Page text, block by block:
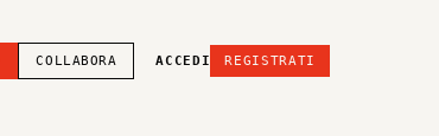
COLLABORA ACCEDI REGISTRATI